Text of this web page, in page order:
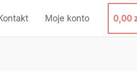
Moje konto 0,00